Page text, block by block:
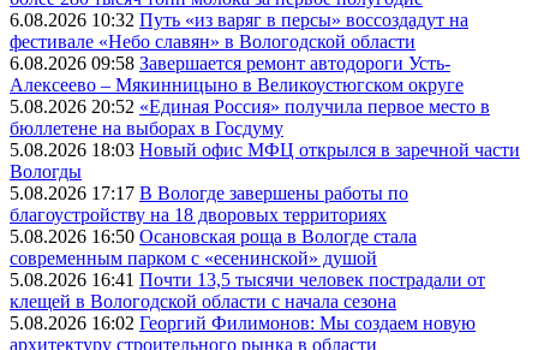
6.08.2026 10:32 Путь «из варяг в персы» воссоздадут на
фестивале «Небо славян» в Вологодской области
6.08.2026 09:58 Завершается ремонт автодороги Усть-
Алексеево – Мякинницыно в Великоустюгском округе
5.08.2026 20:52 «Единая Россия» получила первое место в
бюллетене на выборах в Госдуму
5.08.2026 18:03 Новый офис МФЦ открылся в заречной части
Вологды
5.08.2026 17:17 В Вологде завершены работы по
благоустройству на 18 дворовых территориях
5.08.2026 16:50 Осановская роща в Вологде стала
современным парком с «есенинской» душой
5.08.2026 16:41 Почти 13,5 тысячи человек пострадали от
клещей в Вологодской области с начала сезона
5.08.2026 16:02 Георгий Филимонов: Мы создаем новую
архитектуру строительного рынка в области